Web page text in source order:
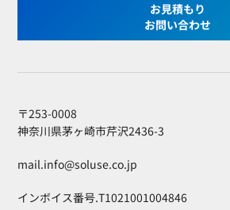
お見積もり
お問い合わせ
〒253-0008
神奈川県茅ヶ崎市芹沢2436-3
mail.info@soluse.co.jp
インボイス番号.T1021001004846